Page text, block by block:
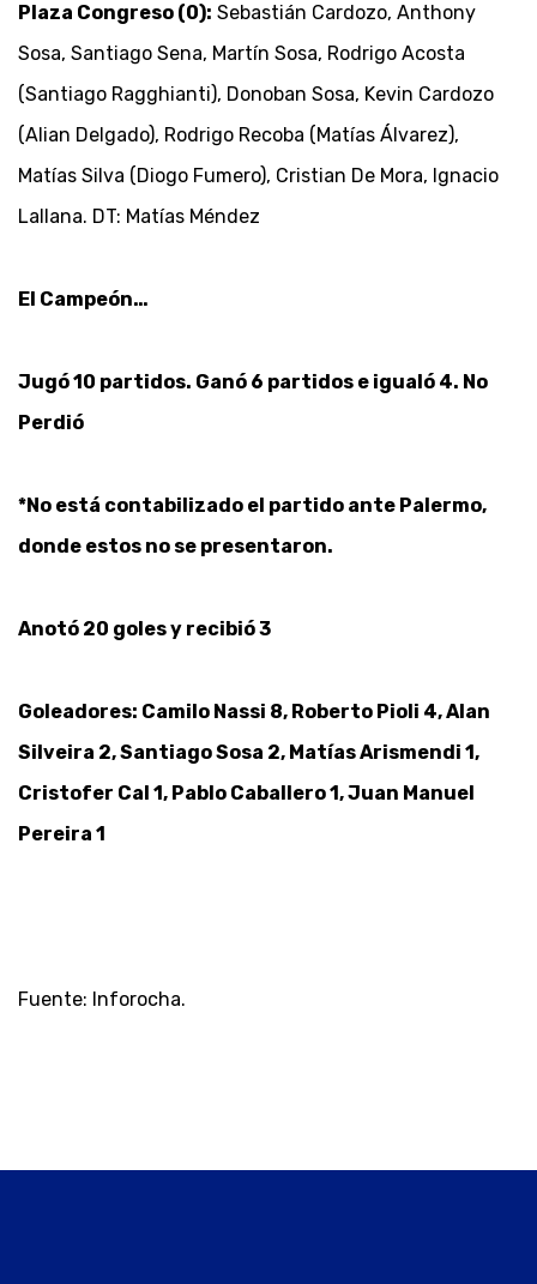
Plaza Congreso (0): Sebastián Cardozo, Anthony
Sosa, Santiago Sena, Martín Sosa, Rodrigo Acosta
(Santiago Ragghianti), Donoban Sosa, Kevin Cardozo
(Alian Delgado), Rodrigo Recoba (Matías Álvarez),
Matías Silva (Diogo Fumero), Cristian De Mora, Ignacio
Lallana. DT: Matías Méndez
El Campeón…
Jugó 10 partidos. Ganó 6 partidos e igualó 4. No
Perdió
*No está contabilizado el partido ante Palermo,
donde estos no se presentaron.
Anotó 20 goles y recibió 3
Goleadores: Camilo Nassi 8, Roberto Pioli 4, Alan
Silveira 2, Santiago Sosa 2, Matías Arismendi 1,
Cristofer Cal 1, Pablo Caballero 1, Juan Manuel
Pereira 1
Fuente: Inforocha.